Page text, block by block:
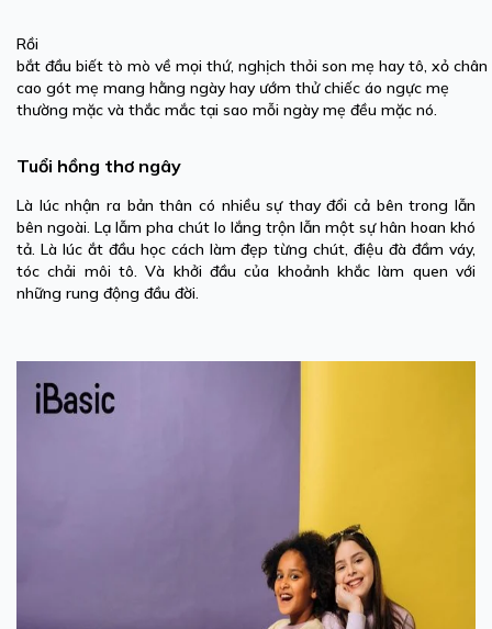
Rồi
bắt đầu biết tò mò về mọi thứ, nghịch thỏi son mẹ hay tô, xỏ chân
cao gót mẹ mang hằng ngày hay ướm thử chiếc áo ngực mẹ
thường mặc và thắc mắc tại sao mỗi ngày mẹ đều mặc nó.
Tuổi hồng thơ ngây
Là lúc nhận ra bản thân có nhiều sự thay đổi cả bên trong lẫn
bên ngoài. Lạ lẫm pha chút lo lắng trộn lẫn một sự hân hoan khó
tả. Là lúc ắt đầu học cách làm đẹp từng chút, điệu đà đầm váy,
tóc chải môi tô. Và khởi đầu của khoảnh khắc làm quen với
những rung động đầu đời.